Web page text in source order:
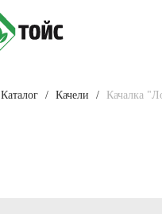
Каталог Качели Качалка